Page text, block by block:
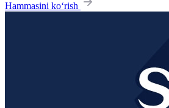
Hammasini ko‘rish